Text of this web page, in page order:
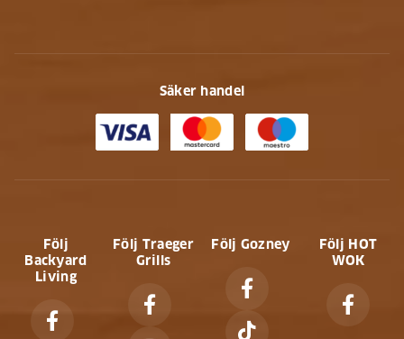
Säker handel
Följ
Backyard
Living
Följ Traeger
Grills
Följ Gozney
Följ HOT
WOK